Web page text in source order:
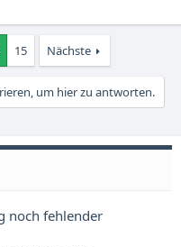
15 Nächste
um hier zu antworten.
noch fehlender